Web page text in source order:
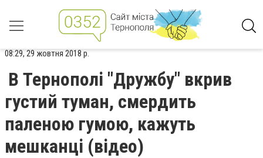
08:29, 29 жовтня 2018 р.
В Тернополі "Дружбу" вкрив
густий туман, смердить
паленою гумою, кажуть
мешканці (відео)